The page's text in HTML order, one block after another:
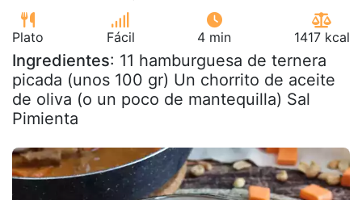
Plato Fácil 4 min 1417 kcal
Ingredientes: 11 hamburguesa de ternera
picada (unos 100 gr) Un chorrito de aceite
de oliva (o un poco de mantequilla) Sal
Pimienta